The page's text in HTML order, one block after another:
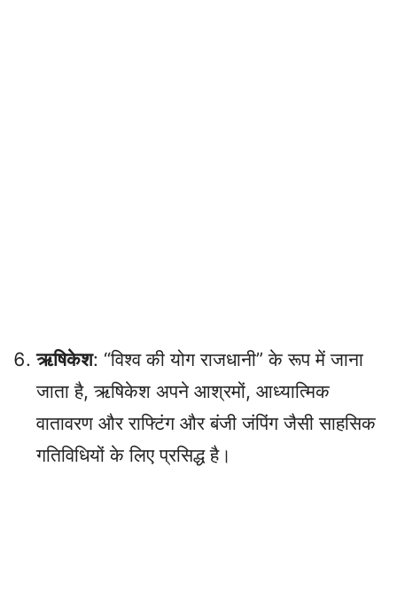
ऋषिकेश: “विश्व की योग राजधानी” के रूप में जाना
जाता है, ऋषिकेश अपने आश्रमों, आध्यात्मिक
वातावरण और राफ्टिंग और बंजी जंपिंग जैसी साहसिक
गतिविधियों के लिए प्रसिद्ध है।